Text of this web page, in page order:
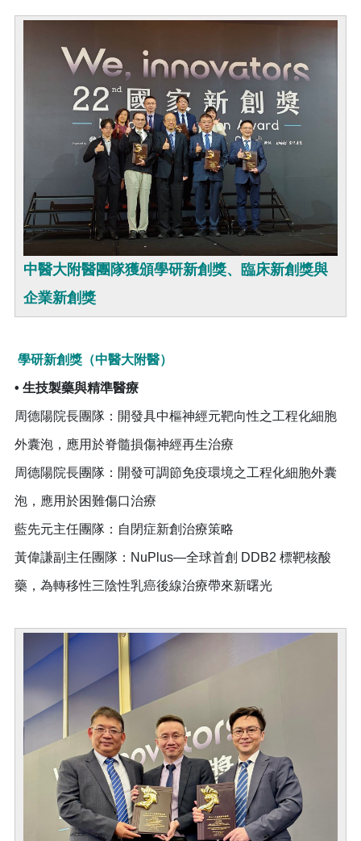
中醫大附醫團隊獲頒學研新創獎、臨床新創獎與
企業新創獎
學研新創獎（中醫大附醫）
• 生技製藥與精準醫療
周德陽院長團隊：開發具中樞神經元靶向性之工程化細胞
外囊泡，應用於脊髓損傷神經再生治療
周德陽院長團隊：開發可調節免疫環境之工程化細胞外囊
泡，應用於困難傷口治療
藍先元主任團隊：自閉症新創治療策略
黃偉謙副主任團隊：NuPlus—全球首創 DDB2 標靶核酸
藥，為轉移性三陰性乳癌後線治療帶來新曙光